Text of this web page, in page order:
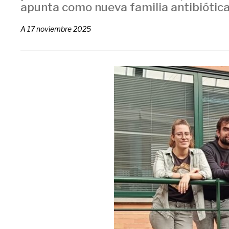
apunta como nueva familia
A 17 noviembre 2025